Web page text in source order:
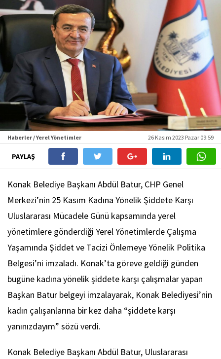
Haberler / Yerel Yönetimler 26 Kasım 2023 Pazar 09:59
PAYLAŞ
Konak Belediye Başkanı Abdül Batur, CHP Genel
Merkezi’nin 25 Kasım Kadına Yönelik Şiddete Karşı
Uluslararası Mücadele Günü kapsamında yerel
yönetimlere gönderdiği Yerel Yönetimlerde Çalışma
Yaşamında Şiddet ve Tacizi Önlemeye Yönelik Politika
Belgesi’ni imzaladı. Konak’ta göreve geldiği günden
bugüne kadına yönelik şiddete karşı çalışmalar yapan
Başkan Batur belgeyi imzalayarak, Konak Belediyesi’nin
kadın çalışanlarına bir kez daha “şiddete karşı
yanınızdayım” sözü verdi.
Konak Belediye Başkanı Abdül Batur, Uluslararası